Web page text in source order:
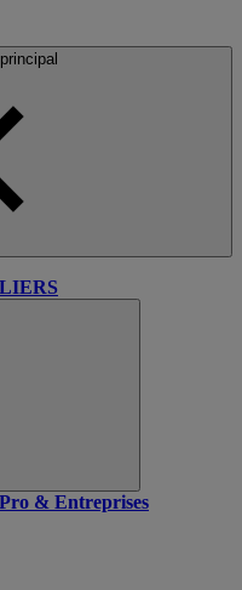
Pro & Entreprises